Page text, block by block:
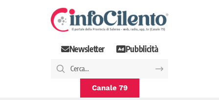
Newsletter Pubblicità
Canale 79